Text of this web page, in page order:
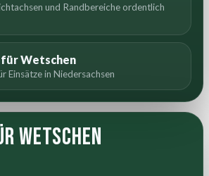
und Randbereiche ordentlich
für Wetschen
Einsätze in Niedersachsen
Wetschen